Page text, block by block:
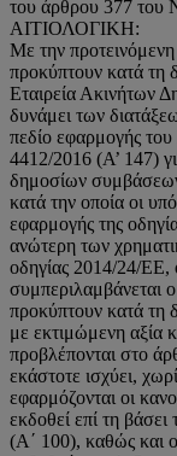
του άρθρου 377 του
ΑΙΤΙΟΛΟΓΙΚΗ:
Με την προτεινόμενη
προκύπτουν κατά τη
Εταιρεία Ακινήτων
δυνάμει των
πεδίο εφαρμογής
4412/2016 (Α’ 147)
δημοσίων
κατά την οποία οι
εφαρμογής της
ανώτερη των
οδηγίας 2014/24/ΕΕ,
συμπεριλαμβάνεται
προκύπτουν κατά τη
με εκτιμώμενη αξία
προβλέπονται στο
εκάστοτε ισχύει,
εφαρμόζονται οι
εκδοθεί επί τη
(Α΄ 100), καθώς και